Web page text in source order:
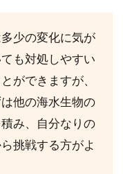
少の変化に気が
も対処しやすい
ができますが、
他の海水生物の
み、自分なりの
挑戦する方がよ